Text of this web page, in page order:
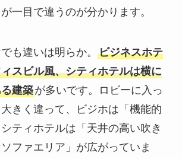
一目で違うのが分かります。
も違いは明らか。 ビジネスホテ
スビル風、シティホテルは横に
建築が多いです。ロビーに入っ
きく違って、ビジホは「機能的
ティホテルは「天井の高い吹き
ファエリア」が広がっていま